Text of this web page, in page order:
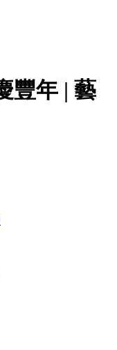
豐年 | 藝